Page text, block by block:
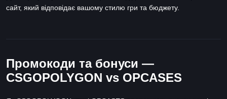
сайт, який відповідає вашому стилю гри та бюджету.
Промокоди та бонуси —
CSGOPOLYGON vs OPCASES